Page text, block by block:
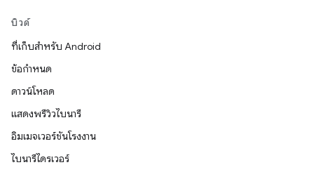
บิวด์
ที่เก็บสำหรับ Android
ข้อกำหนด
ดาวน์โหลด
แสดงพรีวิวไบนารี
อิมเมจเวอร์ชันโรงงาน
ไบนารีไดรเวอร์